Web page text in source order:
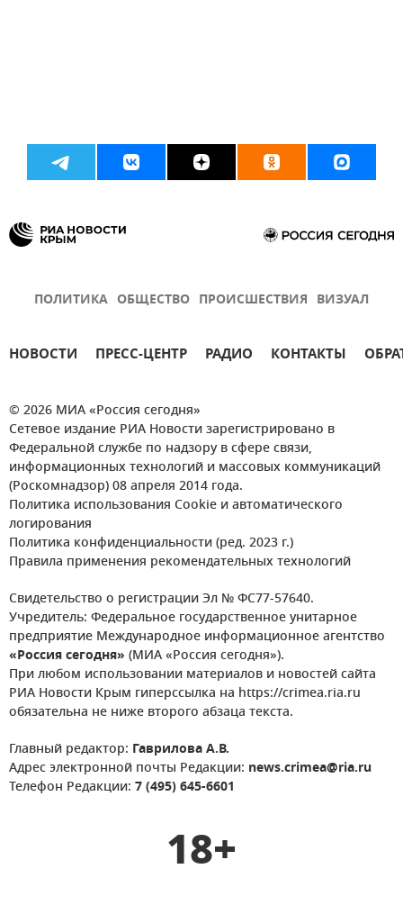
ПОЛИТИКА ОБЩЕСТВО ПРОИСШЕСТВИЯ ВИЗУАЛ
НОВОСТИ ПРЕСС-ЦЕНТР РАДИО КОНТАКТЫ
© 2026 МИА «Россия сегодня»
Сетевое издание РИА Новости зарегистрировано в
Федеральной службе по надзору в сфере связи,
информационных технологий и массовых коммуникаций
(Роскомнадзор) 08 апреля 2014 года.
Политика использования Cookie и автоматического
логирования
Политика конфиденциальности (ред. 2023 г.)
Правила применения рекомендательных технологий
Свидетельство о регистрации Эл № ФС77-57640.
Учредитель: Федеральное государственное унитарное
предприятие Международное информационное агентство
«Россия сегодня» (МИА «Россия сегодня»).
При любом использовании материалов и новостей сайта
РИА Новости Крым гиперссылка на https://crimea.ria.ru
обязательна не ниже второго абзаца текста.
Главный редактор: Гаврилова А.В.
Адрес электронной почты Редакции: news.crimea@ria.ru
Телефон Редакции: 7 (495) 645-6601
18+